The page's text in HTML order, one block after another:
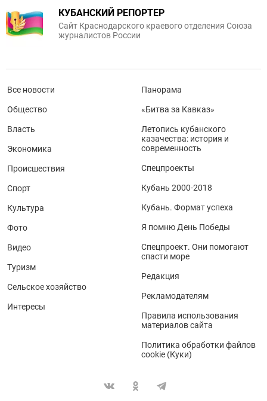
КУБАНСКИЙ РЕПОРТЕР
Сайт Краснодарского краевого отделения Союза
журналистов России
Все новости
Общество
Власть
Экономика
Происшествия
Спорт
Культура
Фото
Видео
Туризм
Сельское хозяйство
Интересы
Панорама
«Битва за Кавказ»
Летопись кубанского
казачества: история и
современность
Спецпроекты
Кубань 2000-2018
Кубань. Формат успеха
Я помню День Победы
Спецпроект. Они помогают
спасти море
Редакция
Рекламодателям
Правила использования
материалов сайта
Политика обработки файлов
cookie (Куки)